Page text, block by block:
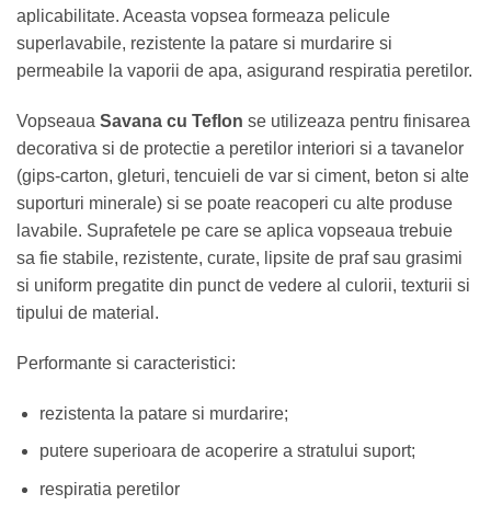
aplicabilitate. Aceasta vopsea formeaza pelicule
superlavabile, rezistente la patare si murdarire si
permeabile la vaporii de apa, asigurand respiratia peretilor.
Vopseaua Savana cu Teflon se utilizeaza pentru finisarea
decorativa si de protectie a peretilor interiori si a tavanelor
(gips-carton, gleturi, tencuieli de var si ciment, beton si alte
suporturi minerale) si se poate reacoperi cu alte produse
lavabile. Suprafetele pe care se aplica vopseaua trebuie
sa fie stabile, rezistente, curate, lipsite de praf sau grasimi
si uniform pregatite din punct de vedere al culorii, texturii si
tipului de material.
Performante si caracteristici:
rezistenta la patare si murdarire;
putere superioara de acoperire a stratului suport;
respiratia peretilor